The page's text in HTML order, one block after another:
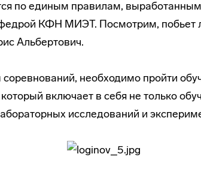
по единым правилам,
КФН МИЭТ. Посмотрим, побьет
Альбертович.
соревнований, необходимо пройти
включает в себя не только
исследований и